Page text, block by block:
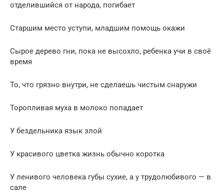
отделившийся от народа, погибает
Старшим место уступи, младшим помощь окажи
Сырое дерево гни, пока не высохло, ребенка учи в своё
время
То, что грязно внутри, не сделаешь чистым снаружи
Торопливая муха в молоко попадает
У бездельника язык злой
У красивого цветка жизнь обычно коротка
У ленивого человека губы сухие, а у трудолюбивого — в
сале